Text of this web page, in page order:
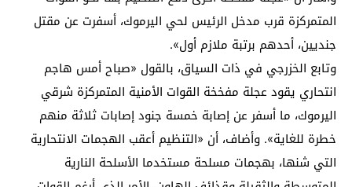
المتمركزة قرب مدخل الرئيس لحي اليرموك، أسفرت عن مقتل
جنديين، أحدهم برتبة ملازم أول».
وتابع الخزرجي في ذات السياق، بالقول «صباح أمس هاجم
انتحاري يقود عجلة مفخخة القوات الأمنية المتمركزة شرقي
اليرموك، ما أسفر عن إصابة خمسة جنود إصابات ثلاثة منهم
خطرة للغاية». وأضاف، أن «التنظيم أعقب الهجمات الانتحارية
التي شنها، بهجمات مسلحة مستخدما الأسلحة النارية